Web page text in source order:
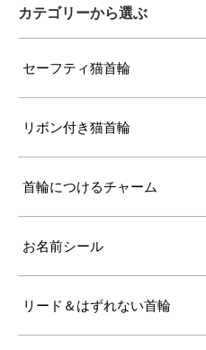
カテゴリーから選ぶ
セーフティ猫首輪
リボン付き猫首輪
首輪につけるチャーム
お名前シール
リード＆はずれない首輪